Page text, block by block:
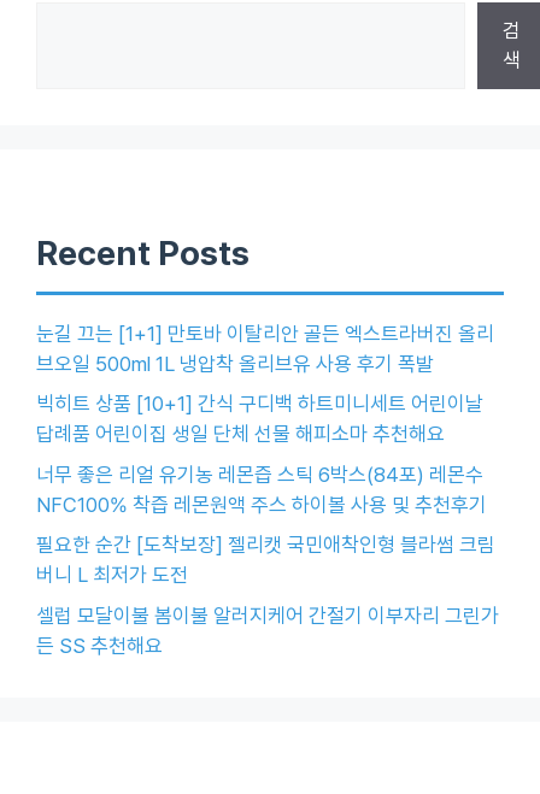
검
색
Recent Posts
눈길 끄는 [1+1] 만토바 이탈리안 골든 엑스트라버진 올리
브오일 500ml 1L 냉압착 올리브유 사용 후기 폭발
빅히트 상품 [10+1] 간식 구디백 하트미니세트 어린이날
답례품 어린이집 생일 단체 선물 해피소마 추천해요
너무 좋은 리얼 유기농 레몬즙 스틱 6박스(84포) 레몬수
NFC100% 착즙 레몬원액 주스 하이볼 사용 및 추천후기
필요한 순간 [도착보장] 젤리캣 국민애착인형 블라썸 크림
버니 L 최저가 도전
셀럽 모달이불 봄이불 알러지케어 간절기 이부자리 그린가
든 SS 추천해요